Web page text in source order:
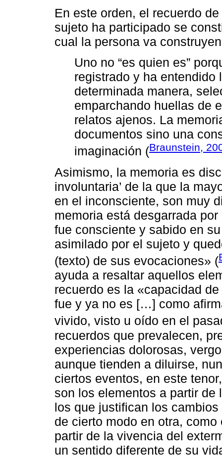
En este orden, el recuerdo
sujeto ha participado se
cual la persona va
Uno no “es quien es”
registrado y ha entendido
determinada manera,
emparchando huellas de
relatos ajenos. La
documentos sino una
imaginación (Braunstein,
Asimismo, la memoria es
involuntaria’ de la que la
en el inconsciente, son muy
memoria está desgarrada
fue consciente y sabido en
asimilado por el sujeto y
(texto) de sus evocaciones» (
ayuda a resaltar aquellos
recuerdo es la «capacidad
fue y ya no es […] como
vivido, visto u oído en el
recuerdos que prevalecen,
experiencias dolorosas,
aunque tienden a diluirse,
ciertos eventos, en este
son los elementos a partir
los que justifican los
de cierto modo en otra,
partir de la vivencia del
un sentido diferente de su